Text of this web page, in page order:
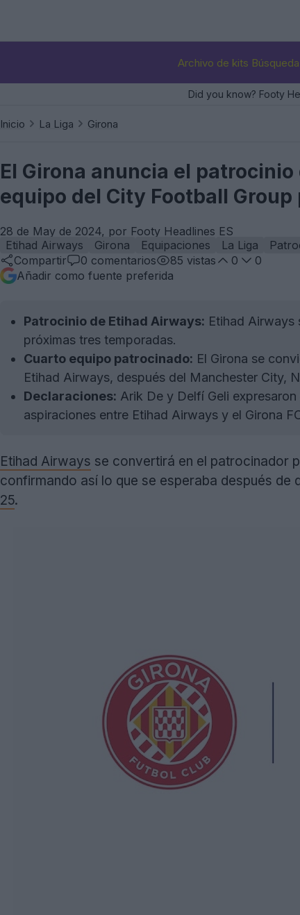
Archivo de kits
Did you know? Footy
Inicio La Liga Girona
El Girona anuncia el
equipo del City Football
28 de May de 2024, por Footy Headlines ES
Etihad Airways
Girona Equipaciones La Liga
Compartir
0 comentarios 85 vistas 0
0
Añadir como fuente preferida
Patrocinio de Etihad Airways: Etihad Airways
próximas tres temporadas.
Cuarto equipo patrocinado: El Girona se
Etihad Airways, después del Manchester City,
Declaraciones: Arik De y Delfí Geli
aspiraciones entre Etihad Airways y el Girona
Etihad Airways se convertirá en el patrocinador
confirmando así lo que se esperaba después de
25.